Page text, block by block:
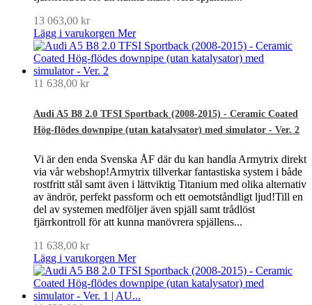
13 063,00 kr
Lägg i varukorgen Mer
11 638,00 kr
Audi A5 B8 2.0 TFSI Sportback (2008-2015) - Ceramic Coated
Hög-flödes downpipe (utan katalysator) med simulator - Ver. 2
Vi är den enda Svenska ÅF där du kan handla Armytrix direkt
via vår webshop!Armytrix tillverkar fantastiska system i både
rostfritt stål samt även i lättviktig Titanium med olika alternativ
av ändrör, perfekt passform och ett oemotståndligt ljud!Till en
del av systemen medföljer även spjäll samt trådlöst
fjärrkontroll för att kunna manövrera spjällens...
11 638,00 kr
Lägg i varukorgen Mer